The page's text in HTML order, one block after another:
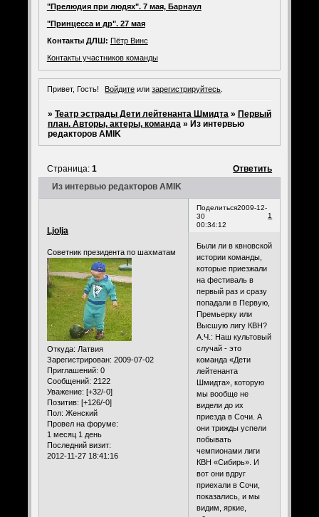
"Прелюдия при людях". 7 мая, Барнаул
"Принцесса и др". 27 мая
Контакты ДЛШ: Пётр Винс
Контакты участников команды
Привет, Гость! Войдите илизарегистрируйтесь.
» Театр эстрады Дети лейтенанта Шмидта » Первый
план. Авторы, актеры, команда » Из интервью
редакторов AMIK
Из интервью редакторов AMIK
Страница: 1 Ответить
Поделиться
1
2009-12-
30
00:34:12
Ljolja
Советник президента по шахматам
Откуда: Латвия
Зарегистрирован: 2009-07-02
Приглашений: 0
Сообщений: 2122
Уважение: [+32/-0]
Позитив: [+126/-0]
Пол: Женский
Провел на форуме:
1 месяц 1 день
Последний визит:
2012-11-27 18:41:16
Были ли в квновской
истории команды,
которые приезжали
на фестиваль в
первый раз и сразу
попадали в Первую,
Премьерку или
Высшую лигу КВН?
А.Ч.: Наш культовый
случай - это
команда «Дети
лейтенанта
Шмидта», которую
мы вообще не
видели до их
приезда в Сочи. А
они трижды успели
побывать
чемпионами лиги
КВН «Сибирь». И
вот они вдруг
приехали в Сочи,
показались, и мы
видим, яркие,